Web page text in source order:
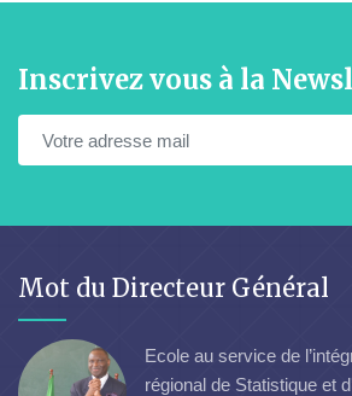
Inscrivez vous à la
Mot du Directeur Général
Ecole au service de
régional de Statistique et